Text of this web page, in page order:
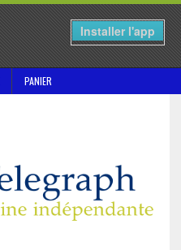
Installer l'app
PANIER